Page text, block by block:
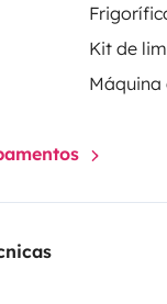
Kit de
Máquina